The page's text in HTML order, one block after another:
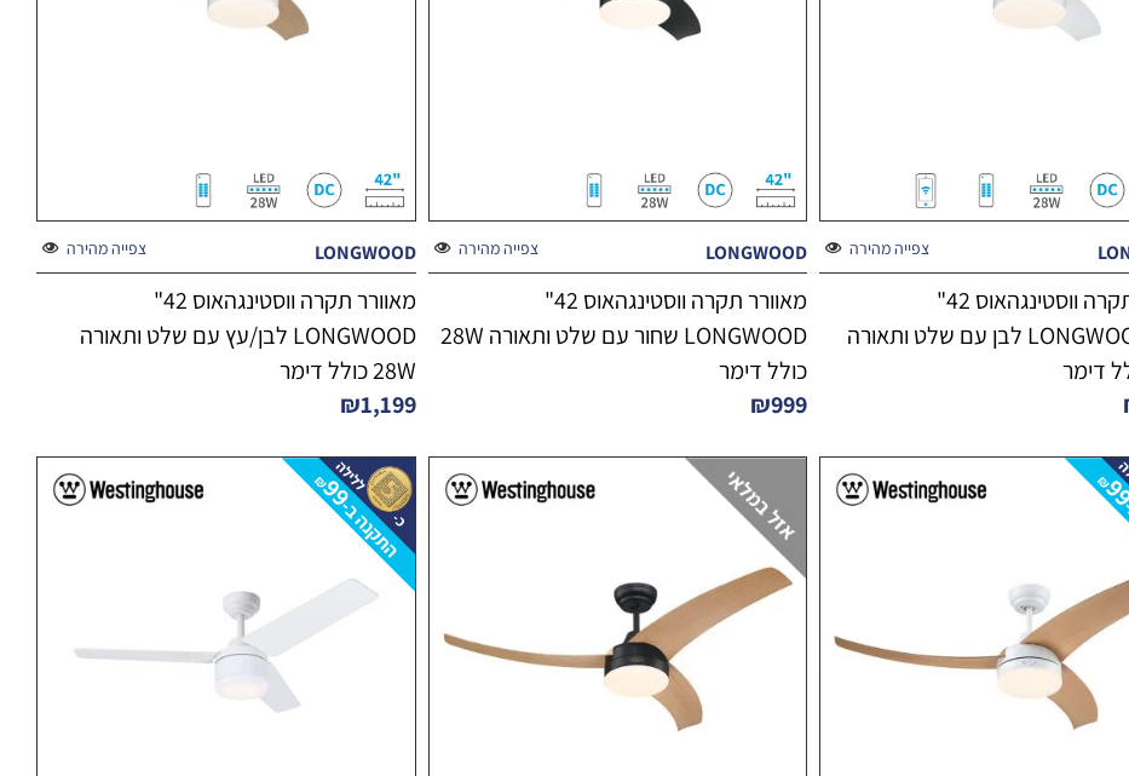
צפייה מהירה
מאוורר תקרה ווסטינגהאוס 42"
LONGWOOD WIFI לבן עם שלט ותאורה
צפייה מהירה LONGWOOD
מאוורר תקרה ווסטינגהאוס 42"
LONGWOOD שחור עם שלט ותאורה 28W
כולל דימר
₪999
צפייה מהירה LONGWOOD
מאוורר תקרה ווסטינגהאוס 42"
LONGWOOD לבן/עץ עם שלט ותאורה
28W כולל דימר
₪1,199